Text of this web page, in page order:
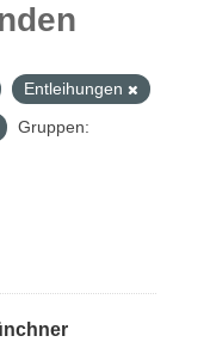
Entleihungen
Gruppen: